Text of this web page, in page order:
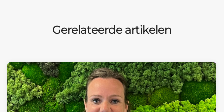
Gerelateerde artikelen